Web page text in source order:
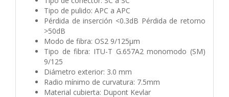
Tipo de pulido: APC a APC
Pérdida de inserción <0.3dB Pérdida de retorno
>50dB
Modo de fibra: OS2 9/125µm
Tipo de fibra: ITU-T G.657A2 monomodo (SM)
9/125
Diámetro exterior: 3.0 mm
Radio mínimo de curvatura: 7.5mm
Material cubierta: Dupont Kevlar